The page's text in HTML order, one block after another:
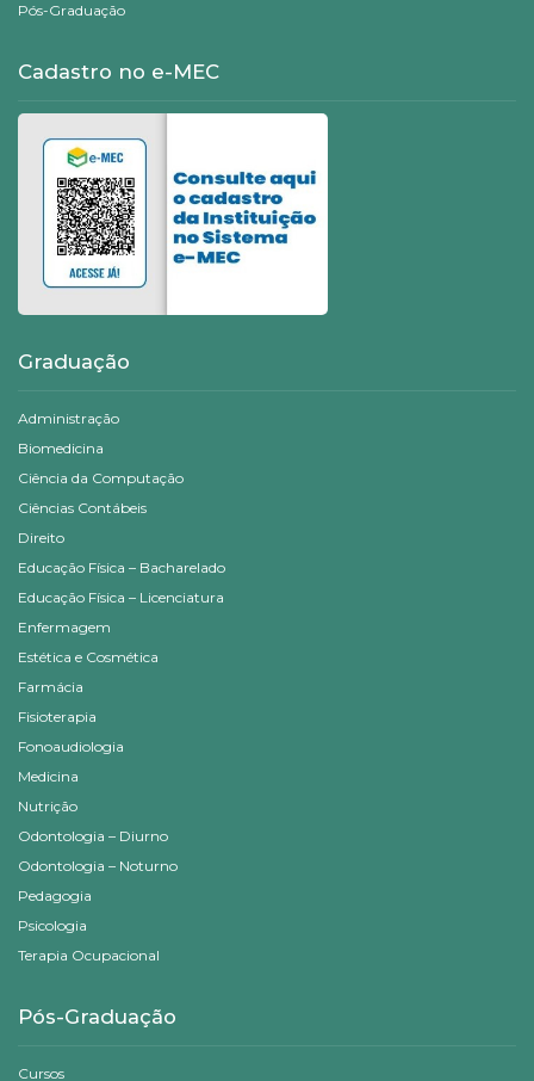
Pós-Graduação
Cadastro no e-MEC
Graduação
Administração
Biomedicina
Ciência da Computação
Ciências Contábeis
Direito
Educação Física – Bacharelado
Educação Física – Licenciatura
Enfermagem
Estética e Cosmética
Farmácia
Fisioterapia
Fonoaudiologia
Medicina
Nutrição
Odontologia – Diurno
Odontologia – Noturno
Pedagogia
Psicologia
Terapia Ocupacional
Pós-Graduação
Cursos